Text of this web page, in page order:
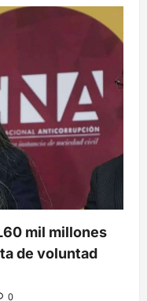
mil millones
de voluntad
0